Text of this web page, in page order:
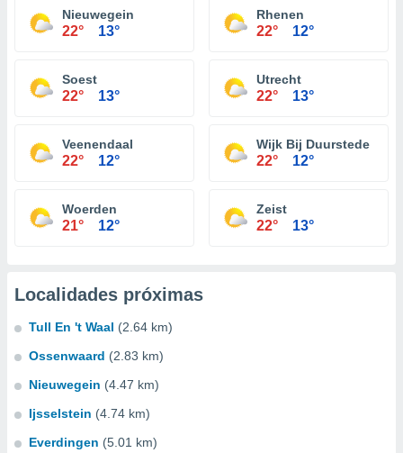
Nieuwegein
22° 13°
Rhenen
22° 12°
Soest
22° 13°
Utrecht
22° 13°
Veenendaal
22° 12°
Wijk Bij Duurstede
22° 12°
Woerden
21° 12°
Zeist
22° 13°
Localidades próximas
Tull En 't Waal (2.64 km)
Ossenwaard (2.83 km)
Nieuwegein (4.47 km)
Ijsselstein (4.74 km)
Everdingen (5.01 km)